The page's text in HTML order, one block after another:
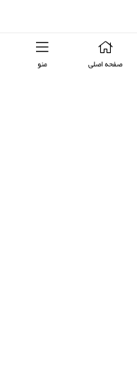
صفحه اصلی منو